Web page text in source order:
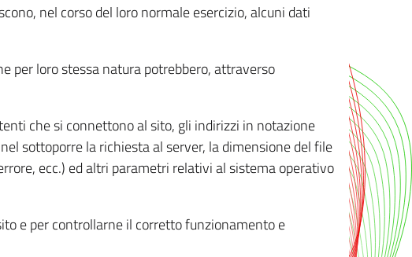
nel corso del loro normale esercizio, alcuni dati
per loro stessa natura potrebbero, attraverso
che si connettono al sito, gli indirizzi in notazione
sottoporre la richiesta al server, la dimensione del file
ecc.) ed altri parametri relativi al sistema operativo
e per controllarne il corretto funzionamento e